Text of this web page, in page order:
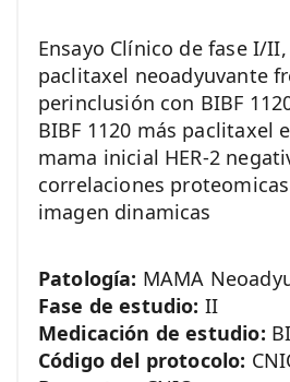
Ensayo Clínico de fase I/
paclitaxel neoadyuvante
perinclusión con BIBF
BIBF 1120 más paclitaxel
mama inicial HER-2
correlaciones
imagen dinamicas
Patología: MAMA
Fase de estudio: II
Medicación de estudio:
Código del protocolo: